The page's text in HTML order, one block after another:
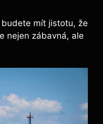
mít jistotu, že
nejen zábavná, ale